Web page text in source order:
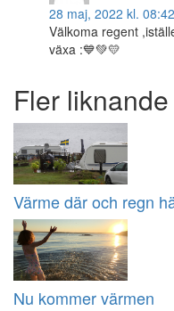
28 maj, 2022 kl. 08:42
Välkoma regent
växa :💙💚💛
Fler
Värme där och regn
Nu kommer värmen